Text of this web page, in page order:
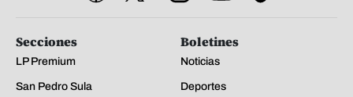
Secciones
LP Premium
San Pedro Sula
Boletines
Noticias
Deportes